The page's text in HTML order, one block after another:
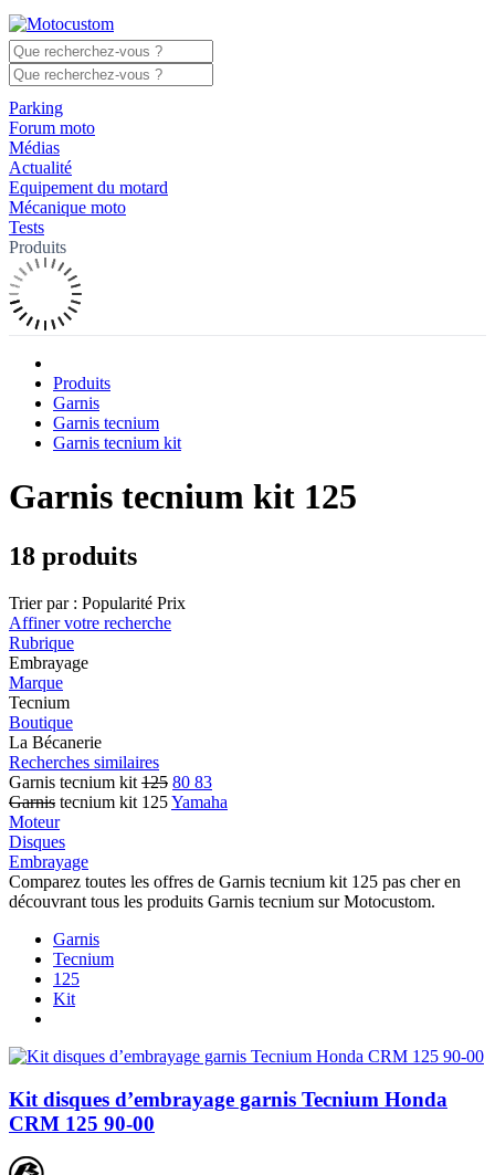
Parking
Forum moto
Médias
Actualité
Equipement du motard
Mécanique moto
Tests
Produits
Produits
Garnis
Garnis tecnium
Garnis tecnium kit
Garnis tecnium kit 125
18 produits
Trier par : Popularité Prix
Affiner votre recherche
Rubrique
Embrayage
Marque
Tecnium
Boutique
La Bécanerie
Recherches similaires
Garnis tecnium kit 125 80 83
Garnis tecnium kit 125Yamaha
Moteur
Disques
Embrayage
Comparez toutes les offres de Garnis tecnium kit 125 pas cher en
découvrant tous les produits Garnis tecnium sur Motocustom.
Garnis
Tecnium
125
Kit
Kit disques d’embrayage garnis Tecnium Honda
CRM 125 90-00